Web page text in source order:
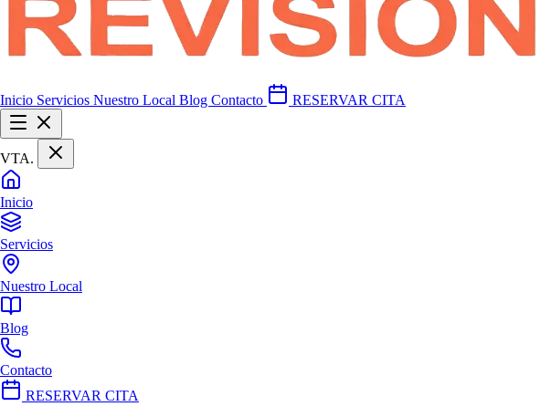
Inicio Servicios Nuestro Local Blog Contacto RESERVAR CITA
VTA.
Inicio
Servicios
Nuestro Local
Blog
Contacto
RESERVAR CITA